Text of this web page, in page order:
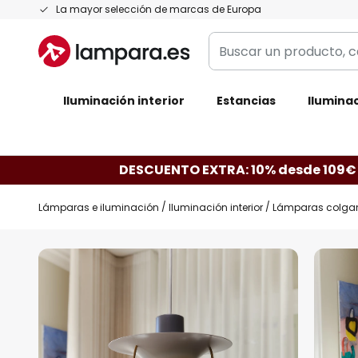
La mayor selección de marcas de Europa
Ir
contenido
Buscar
un
categoría,
Iluminación interior Estancias
DESCUENTO EXTRA: 10% desde
Lámparas e iluminación Iluminación interior Lámparas
Saltar
la